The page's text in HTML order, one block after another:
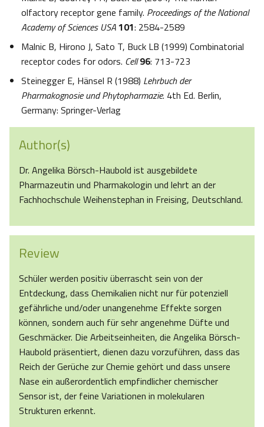
olfactory receptor gene family. Proceedings of the National
Academy of Sciences USA101: 2584-2589
Malnic B, Hirono J, Sato T, Buck LB (1999) Combinatorial
receptor codes for odors. Cell 96: 713-723
Steinegger E, Hänsel R (1988) Lehrbuch der
Pharmakognosie und Phytopharmazie. 4th Ed. Berlin,
Germany: Springer-Verlag
Author(s)
Dr. Angelika Börsch-Haubold ist ausgebildete
Pharmazeutin und Pharmakologin und lehrt an der
Fachhochschule Weihenstephan in Freising, Deutschland.
Review
Schüler werden positiv überrascht sein von der
Entdeckung, dass Chemikalien nicht nur für potenziell
gefährliche und/oder unangenehme Effekte sorgen
können, sondern auch für sehr angenehme Düfte und
Geschmäcker. Die Arbeitseinheiten, die Angelika Börsch-
Haubold präsentiert, dienen dazu vorzuführen, dass das
Reich der Gerüche zur Chemie gehört und dass unsere
Nase ein außerordentlich empfindlicher chemischer
Sensor ist, der feine Variationen in molekularen
Strukturen erkennt.